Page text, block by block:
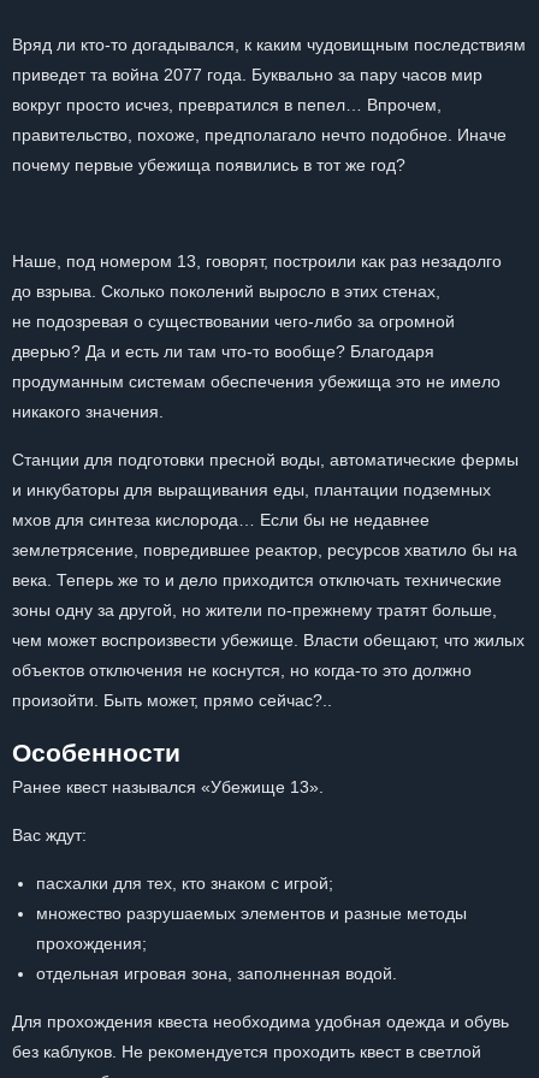
Вряд ли кто-то догадывался, к каким чудовищным последствиям
приведет та война 2077 года. Буквально за пару часов мир
вокруг просто исчез, превратился в пепел… Впрочем,
правительство, похоже, предполагало нечто подобное. Иначе
почему первые убежища появились в тот же год?
Наше, под номером 13, говорят, построили как раз незадолго
до взрыва. Сколько поколений выросло в этих стенах,
не подозревая о существовании чего-либо за огромной
дверью? Да и есть ли там что-то вообще? Благодаря
продуманным системам обеспечения убежища это не имело
никакого значения.
Станции для подготовки пресной воды, автоматические фермы
и инкубаторы для выращивания еды, плантации подземных
мхов для синтеза кислорода… Если бы не недавнее
землетрясение, повредившее реактор, ресурсов хватило бы на
века. Теперь же то и дело приходится отключать технические
зоны одну за другой, но жители по-прежнему тратят больше,
чем может воспроизвести убежище. Власти обещают, что жилых
объектов отключения не коснутся, но когда-то это должно
произойти. Быть может, прямо сейчас?..
Особенности
Ранее квест назывался «Убежище 13».
Вас ждут:
пасхалки для тех, кто знаком с игрой;
множество разрушаемых элементов и разные методы
прохождения;
отдельная игровая зона, заполненная водой.
Для прохождения квеста необходима удобная одежда и обувь
без каблуков. Не рекомендуется проходить квест в светлой